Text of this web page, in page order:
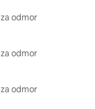
odmor
odmor
odmor